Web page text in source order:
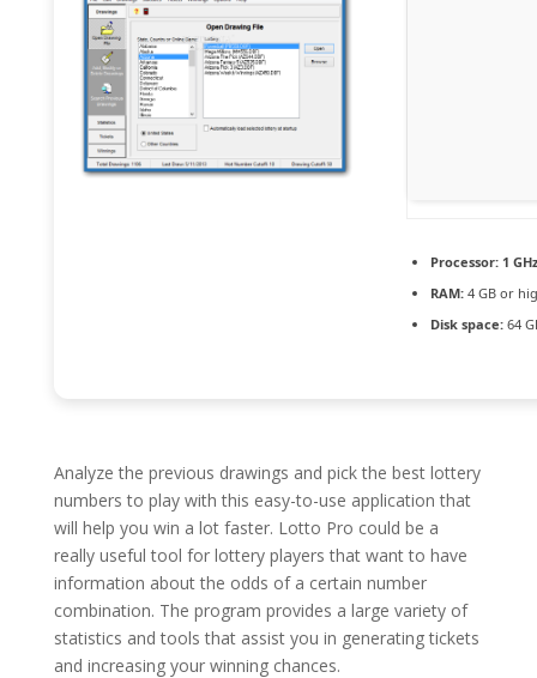
Processor:1
RAM:4 GB or
Disk space:64
Analyze the previous drawings and pick the best lottery
numbers to play with this easy-to-use application that
will help you win a lot faster. Lotto Pro could be a
really useful tool for lottery players that want to have
information about the odds of a certain number
combination. The program provides a large variety of
statistics and tools that assist you in generating tickets
and increasing your winning chances.